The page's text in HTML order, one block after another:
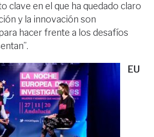
clave en el que ha quedado claro
y la innovación son
hacer frente a los desafíos
EU